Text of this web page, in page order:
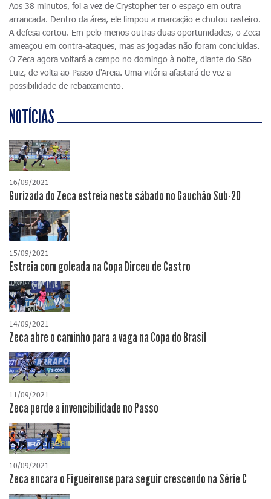
Aos 38 minutos, foi a vez de Crystopher ter o espaço em outra
arrancada. Dentro da área, ele limpou a marcação e chutou rasteiro.
A defesa cortou. Em pelo menos outras duas oportunidades, o Zeca
ameaçou em contra-ataques, mas as jogadas não foram concluídas.
O Zeca agora voltará a campo no domingo à noite, diante do São
Luiz, de volta ao Passo d'Areia. Uma vitória afastará de vez a
possibilidade de rebaixamento.
NOTÍCIAS
16/09/2021
Gurizada do Zeca estreia neste sábado no Gauchão Sub-20
15/09/2021
Estreia com goleada na Copa Dirceu de Castro
14/09/2021
Zeca abre o caminho para a vaga na Copa do Brasil
11/09/2021
Zeca perde a invencibilidade no Passo
10/09/2021
Zeca encara o Figueirense para seguir crescendo na Série C